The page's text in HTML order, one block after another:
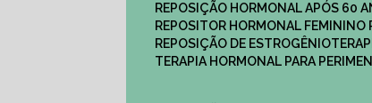
REPOSIÇÃO HORMONAL APÓS 60
REPOSITOR HORMONAL FEMININO
REPOSIÇÃO DE ESTROGÊNIO
TERAPIA HORMONAL PARA